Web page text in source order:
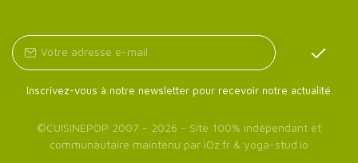
Inscrivez-vous à notre newsletter pour recevoir notre actualité.
©CUISINEPOP 2007 - 2026 - Site 100% indépendant et
communautaire maintenu par iOz.fr & yoga-stud.io